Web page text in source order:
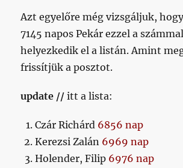
Azt egyelőre még vizsgáljuk,
7145 napos Pekár ezzel a
helyezkedik el a listán. Amint
frissítjük a posztot.
update //itt a lista:
Czár Richárd 6856 nap
Kerezsi Zalán 6969 nap
Holender, Filip 6976 nap